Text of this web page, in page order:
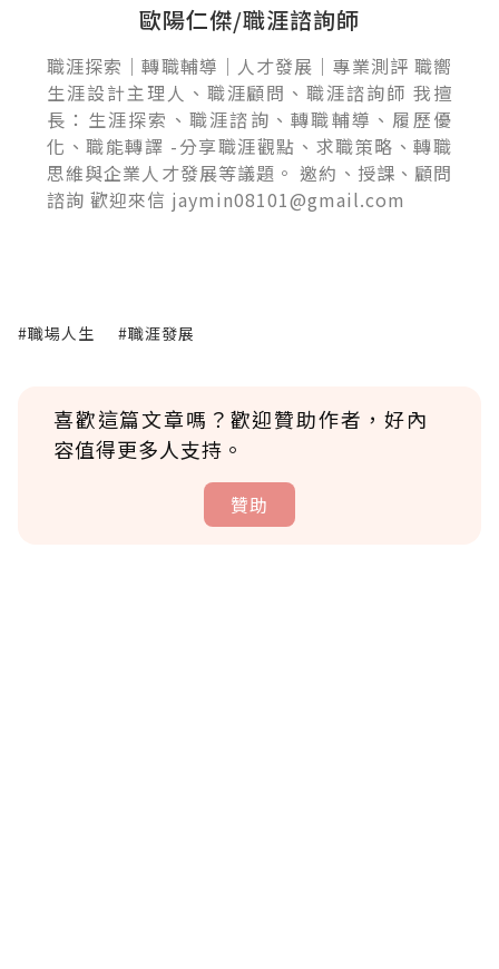
歐陽仁傑/職涯諮詢師
職涯探索｜轉職輔導｜人才發展｜專業測評 職嚮
生涯設計主理人、職涯顧問、職涯諮詢師 我擅
長：生涯探索、職涯諮詢、轉職輔導、履歷優
化、職能轉譯 -分享職涯觀點、求職策略、轉職
思維與企業人才發展等議題。 邀約、授課、顧問
諮詢 歡迎來信 jaymin08101@gmail.com
#職場人生 #職涯發展
喜歡這篇文章嗎？歡迎贊助作者，好內
容值得更多人支持。
贊助